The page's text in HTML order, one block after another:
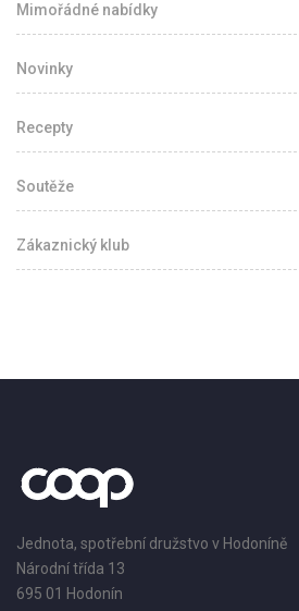
Mimořádné nabídky
Novinky
Recepty
Soutěže
Zákaznický klub
Jednota, spotřební družstvo v Hodoníně
Národní třída 13
695 01 Hodonín